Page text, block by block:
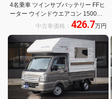
4名乗車 ツインサブバッテリー FFヒ
ーター ウインドウエアコン 1500W
インバーター ソーラー 電子レンジ
ポータブル発電機 冷蔵庫 キャンピン
グカー
中古車価格： 426.7万円